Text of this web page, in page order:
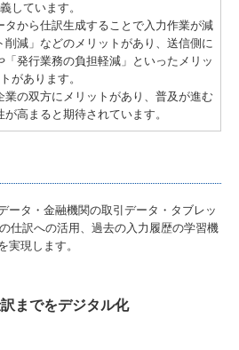
義しています。
タから仕訳生成することで入力作業が減
削減」などのメリットがあり、送信側に
発行業務の負担軽減」といったメリッ
トがあります。
の双方にメリットがあり、普及が進む
高まると期待されています。
ータ・金融機関の取引データ・タブレッ
仕訳への活用、過去の入力履歴の学習機
実現します。
までをデジタル化